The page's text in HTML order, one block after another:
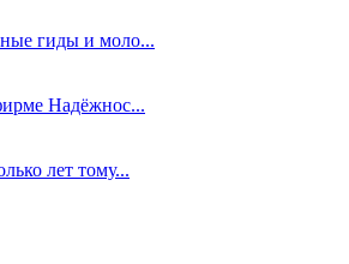
гиды и моло...
Надёжнос...
лет тому...